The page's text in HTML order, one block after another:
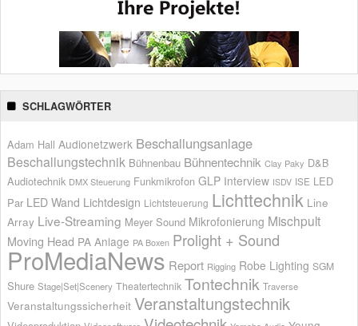
SCHLAGWÖRTER
Adam Hall Audionetzwerk Beschallungsanlage
Beschallungstechnik Bühnenbau Bühnentechnik Clay Paky D&B
Audiotechnik DMX Steuerung Funkmikrofon GLP Interview ISDV ISE LED
Par LED Wand Lichtdesign Lichtsteuerung Lichttechnik Line
Array Live-Streaming Meyer Sound Mikrofonierung Mischpult
Moving Head PA Anlage PA Boxen Prolight + Sound
ProMediaNews Report Rigging Robe Lighting SGM
Shure Stage|Set|Scenery Theatertechnik Tontechnik Traverse
Veranstaltungssicherheit Veranstaltungstechnik